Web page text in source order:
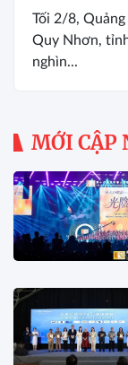
Tối 2/8,
Quy Nhơn,
nghìn...
MỚI CẬP